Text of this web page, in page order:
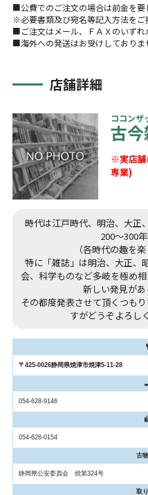
■公費でのご注文の場合は前金を要
※必要書類及び宛名等記入方法をご
■ご注文はメール、ＦＡＸのいずれ
■海外への発送はお受けしておりま
店舗詳細
ココンザ
古
※実店舗
専業)
時代は江戸時代、明治、大正
200～300
（各時代の趣を楽
特に「雑誌」は明治、大正、
会、科学ものなど多岐を極め
新しい発見があ
その都度発表させて頂くつも
すがどうぞよろし
〒425-0026静岡県焼津市焼津5-11-28
054-628-9146
054-628-0154
古
静岡県公安委員会 焼第324号
取